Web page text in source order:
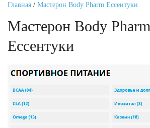
Главная / Мастерон Body Pharm Ессентуки
Мастерон Body Pharm
Ессентуки